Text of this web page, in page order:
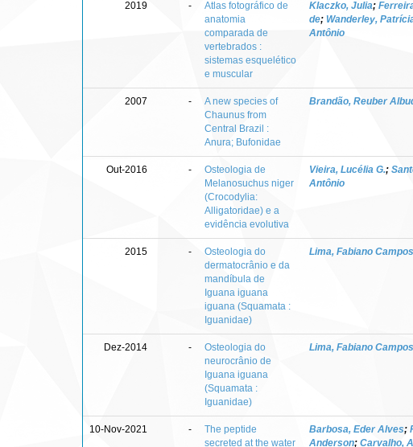
2019 -
Atlas fotográfico de
anatomia
comparada de
vertebrados :
sistemas esquelético
e muscular
Klaczko, Julia;
de; Wanderley,
Antônio
2007 -
A new species of
Chaunus from
Central Brazil :
Anura; Bufonidae
Brandão, Reuber
Out-2016 -
Osteologia de
Melanosuchus niger
(Crocodylia:
Alligatoridae) e a
evidência evolutiva
Vieira, Lucélia G.;
Antônio
2015 -
Osteologia do
dermatocrânio e da
mandíbula de
Iguana iguana
iguana (Squamata :
Iguanidae)
Lima, Fabiano Campos
Dez-2014 -
Osteologia do
neurocrânio de
Iguana iguana
(Squamata :
Iguanidae)
Lima, Fabiano Campos
10-Nov-2021 -
The peptide
secreted at the water
Barbosa, Eder Alves;
Anderson; Carvalho,